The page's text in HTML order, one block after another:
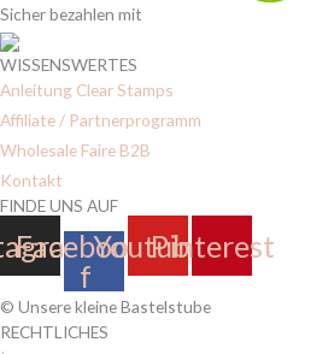
Sicher bezahlen mit
WISSENSWERTES
Anleitung Clear Stamps
Affiliate / Partnerprogramm
Wholesale Faire B2B
Kontakt
FINDE UNS AUF
Facebook-
f
YoutubePinterest
© Unsere kleine Bastelstube
RECHTLICHES